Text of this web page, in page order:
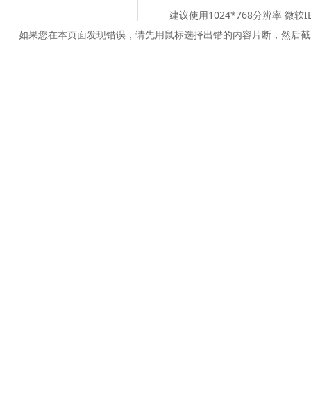
建议使用1024*768分辨率 微软
如果您在本页面发现错误，请先用鼠标选择出错的内容片断，然后